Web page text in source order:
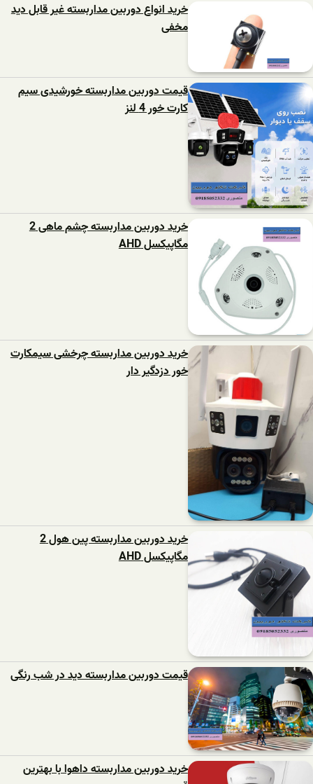
خرید انواع دوربین مداربسته غیر قابل دید
مخفی
قیمت دوربین مداربسته خورشیدی سیم
کارت خور 4 لنز
خرید دوربین مداربسته چشم ماهی 2
مگاپیکسل AHD
خرید دوربین مداربسته چرخشی سیمکارت
خور دزدگیر دار
خرید دوربین مداربسته پین هول 2
مگاپیکسل AHD
قیمت دوربین مداربسته دید در شب رنگی
خرید دوربین مداربسته داهوا با بهترین